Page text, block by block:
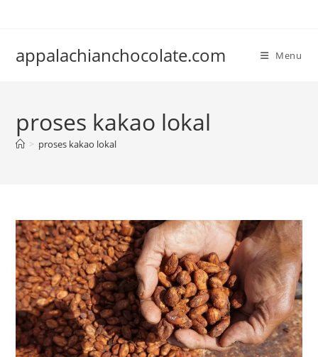
appalachianchocolate.com Menu
proses kakao lokal
> proses kakao lokal